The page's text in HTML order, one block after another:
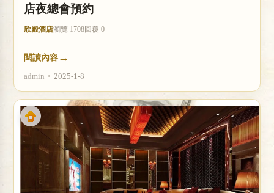
店夜總會預約
欣殿酒店瀏覽 1708回覆 0
閱讀內容 →
admin • 2025-1-8